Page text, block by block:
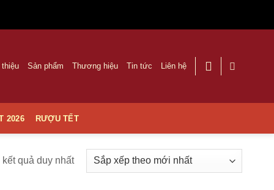
Sản phẩm Thương hiệu Tin tức Liên hệ
2026 RƯỢU TẾT
quả duy nhất